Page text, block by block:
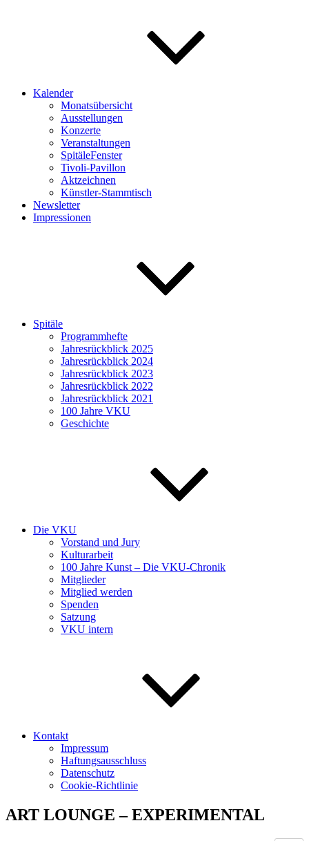
Kalender
Monatsübersicht
Ausstellungen
Konzerte
Veranstaltungen
SpitäleFenster
Tivoli-Pavillon
Aktzeichnen
Künstler-Stammtisch
Newsletter
Impressionen
Spitäle
Programmhefte
Jahresrückblick 2025
Jahresrückblick 2024
Jahresrückblick 2023
Jahresrückblick 2022
Jahresrückblick 2021
100 Jahre VKU
Geschichte
Die VKU
Vorstand und Jury
Kulturarbeit
100 Jahre Kunst – Die VKU-Chronik
Mitglieder
Mitglied werden
Spenden
Satzung
VKU intern
Kontakt
Impressum
Haftungsausschluss
Datenschutz
Cookie-Richtlinie
ART LOUNGE – EXPERIMENTAL